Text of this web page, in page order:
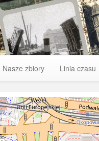
Nasze zbiory Linia czasu